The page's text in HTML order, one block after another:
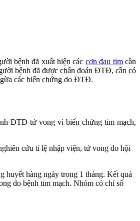
bệnh đã xuất hiện các cơn đau timcần
bệnh đã được chẩn đoán ĐTĐ, cần có
các biến chứng do ĐTĐ.
ĐTĐ tử vong vì biến chứng tim mạch,
cứu tỉ lệ nhập viện, tử vong do hội
huyết hàng ngày trong 1 tháng. Kết quả
do bệnh tim mạch. Nhóm có chỉ số